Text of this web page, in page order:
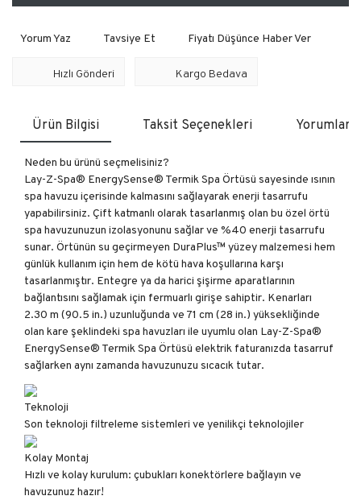
Yorum Yaz Tavsiye Et Fiyatı Düşünce Haber Ver
Hızlı Gönderi Kargo Bedava
Ürün Bilgisi Taksit Seçenekleri Yorumlar
Neden bu ürünü seçmelisiniz?
Lay-Z-Spa® EnergySense® Termik Spa Örtüsü sayesinde ısının
spa havuzu içerisinde kalmasını sağlayarak enerji tasarrufu
yapabilirsiniz. Çift katmanlı olarak tasarlanmış olan bu özel örtü
spa havuzunuzun izolasyonunu sağlar ve %40 enerji tasarrufu
sunar. Örtünün su geçirmeyen DuraPlus™ yüzey malzemesi hem
günlük kullanım için hem de kötü hava koşullarına karşı
tasarlanmıştır. Entegre ya da harici şişirme aparatlarının
bağlantısını sağlamak için fermuarlı girişe sahiptir. Kenarları
2.30 m (90.5 in.) uzunluğunda ve 71 cm (28 in.) yüksekliğinde
olan kare şeklindeki spa havuzları ile uyumlu olan Lay-Z-Spa®
EnergySense® Termik Spa Örtüsü elektrik faturanızda tasarruf
sağlarken aynı zamanda havuzunuzu sıcacık tutar.
Teknoloji
Son teknoloji filtreleme sistemleri ve yenilikçi teknolojiler
Kolay Montaj
Hızlı ve kolay kurulum: çubukları konektörlere bağlayın ve
havuzunuz hazır!